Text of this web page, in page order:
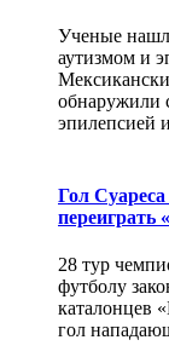
Ученые
аутизмом и
обнаружили
эпилепсией
Гол
переиграть
28 тур
футболу
каталонцев
гол